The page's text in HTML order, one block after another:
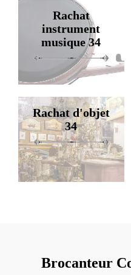
Rachat
instrument
musique 34
Rachat d'objet
34
Brocanteur